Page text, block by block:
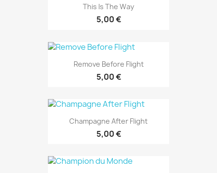
This Is The Way
5,00 €
Remove Before Flight
5,00 €
Champagne After Flight
5,00 €